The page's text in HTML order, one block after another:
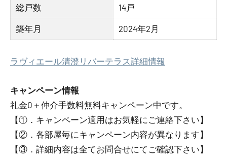
総戸数 14戸
築年月 2024年2月
ラヴィエール清澄リバーテラス詳細情報
キャンペーン情報
礼金0 ＋ 仲介手数料無料キャンペーン中です。
【①．キャンペーン適用はお気軽にご連絡下さい】
【②．各部屋毎にキャンペーン内容が異なります】
【③．詳細内容は全てお問合せにてご確認下さい】